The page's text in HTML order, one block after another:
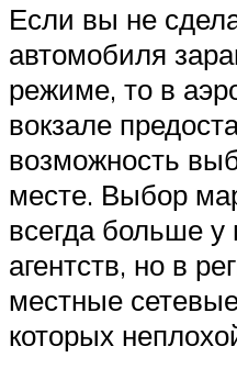
Если вы не
автомобиля
режиме, то в
вокзале
возможность
месте. Выбор
всегда больше
агентств, но в
местные
которых